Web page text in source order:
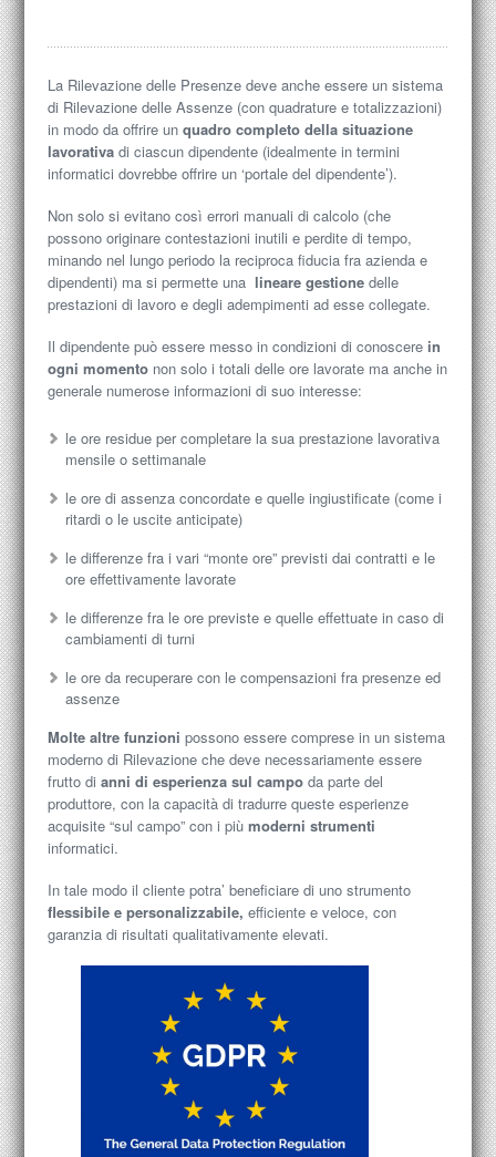
La Rilevazione delle Presenze deve anche essere un sistema
di Rilevazione delle Assenze (con quadrature e totalizzazioni)
in modo da offrire un quadro completo della situazione
lavorativadi ciascun dipendente (idealmente in termini
informatici dovrebbe offrire un ‘portale del dipendente’).
Non solo si evitano così errori manuali di calcolo (che
possono originare contestazioni inutili e perdite di tempo,
minando nel lungo periodo la reciproca fiducia fra azienda e
dipendenti) ma si permette una lineare gestionedelle
prestazioni di lavoro e degli adempimenti ad esse collegate.
Il dipendente può essere messo in condizioni di conoscere in
ogni momentonon solo i totali delle ore lavorate ma anche in
generale numerose informazioni di suo interesse:
le ore residue per completare la sua prestazione lavorativa
mensile o settimanale
le ore di assenza concordate e quelle ingiustificate (come i
ritardi o le uscite anticipate)
le differenze fra i vari “monte ore” previsti dai contratti e le
ore effettivamente lavorate
le differenze fra le ore previste e quelle effettuate in caso di
cambiamenti di turni
le ore da recuperare con le compensazioni fra presenze ed
assenze
Molte altre funzioni possono essere comprese in un sistema
moderno di Rilevazione che deve necessariamente essere
frutto di anni di esperienza sul campoda parte del
produttore, con la capacità di tradurre queste esperienze
acquisite “sul campo” con i più moderni strumenti
informatici.
In tale modo il cliente potra’ beneficiare di uno strumento
flessibile e personalizzabile, efficiente e veloce, con
garanzia di risultati qualitativamente elevati.